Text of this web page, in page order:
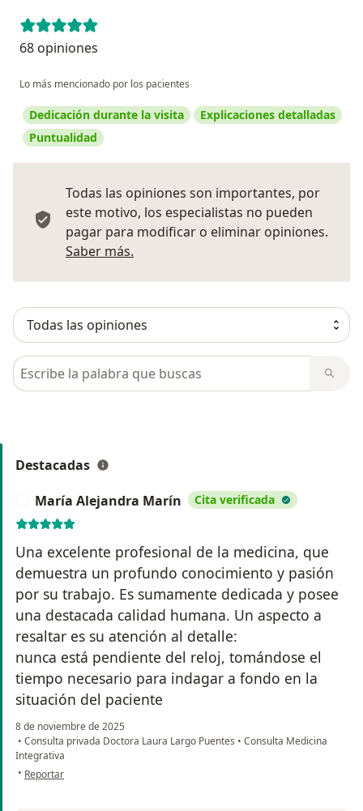
68 opiniones
Lo más mencionado por los pacientes
Dedicación durante la visita
Explicaciones detalladas
Puntualidad
Todas las opiniones son importantes, por
este motivo, los especialistas no pueden
pagar para modificar o eliminar opiniones.
Saber más.
Busca en opiniones
Destacadas
María Alejandra Marín Cita verificada
Una excelente profesional de la medicina, que
demuestra un profundo conocimiento y pasión
por su trabajo. Es sumamente dedicada y posee
una destacada calidad humana. Un aspecto a
resaltar es su atención al detalle:
nunca está pendiente del reloj, tomándose el
tiempo necesario para indagar a fondo en la
situación del paciente
8 de noviembre de 2025
• Consulta privada Doctora Laura Largo Puentes • Consulta Medicina
Integrativa
• en opinión del usuario María Alejandra Marín
Reportar